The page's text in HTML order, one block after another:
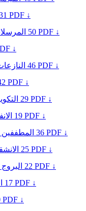
PDF ↓
50 PDF ↓
↓
46 PDF ↓
PDF ↓
29 PDF ↓
19 PDF ↓
المطففين 36 PDF ↓
25 PDF ↓
البروج 22 PDF ↓
17 PDF ↓
PDF ↓